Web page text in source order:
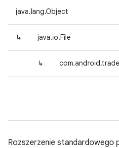
java.lang.Object
↳ java.io.File
↳
Rozszerzenie standardowego